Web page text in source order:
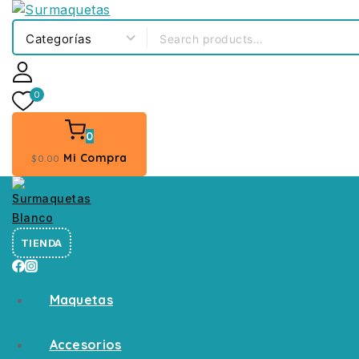
0
0
$0 .00 Mi Compra
TIENDA
Maquetas
Accesorios